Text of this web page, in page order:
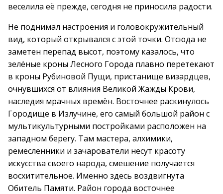
веселила её прежде, сегодня не приносила радости.
Не поднимал настроения и головокружительный
вид, который открывался с этой точки. Отсюда не
заметен перепад высот, поэтому казалось, что
зелёные кроны Лесного Города плавно перетекают
в кроны Рубиновой Пущи, пристанище визардцев,
очнувшихся от влияния Великой Жажды Крови,
наследия мрачных времён. Восточнее раскинулось
Городище в Излучине, его самый большой район с
мультикультурными постройками расположен на
западном берегу. Там мастера, алхимики,
ремесленники и зачарователи несут красоту
искусства своего народа, смешение получается
восхитительное. Именно здесь воздвигнута
Обитель Памяти. Район города восточнее